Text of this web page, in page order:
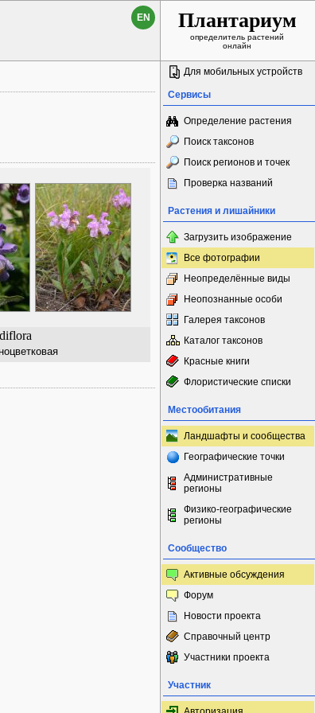
EN Плантариум
определитель растений
онлайн
Для мобильных устройств
Сервисы
Определение растения
Поиск таксонов
Поиск регионов и точек
Проверка названий
Растения и лишайники
Загрузить изображение
Все фотографии
Неопределённые виды
Неопознанные особи
Галерея таксонов
Каталог таксонов
Красные книги
Флористические списки
Местообитания
Ландшафты и сообщества
Географические точки
Административные
регионы
Физико-географические
регионы
Сообщество
Активные обсуждения
Форум
Новости проекта
Справочный центр
Участники проекта
Участник